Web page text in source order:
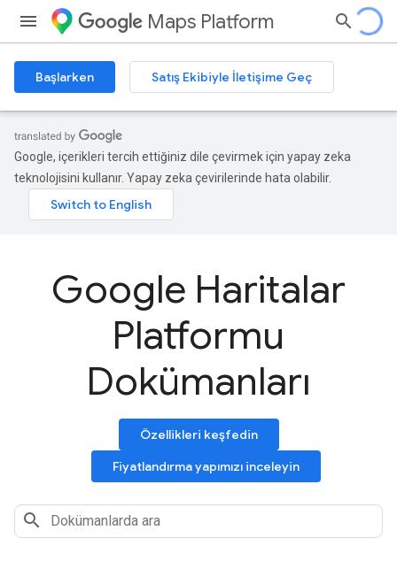
Maps Platform
Başlarken Satış Ekibiyle İletişime Geç
Google, içerikleri tercih ettiğiniz dile çevirmek için yapay zeka
teknolojisini kullanır. Yapay zeka çevirilerinde hata olabilir.
Google Haritalar
Platformu
Dokümanları
Özellikleri keşfedin
Fiyatlandırma yapımızı inceleyin